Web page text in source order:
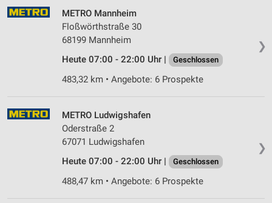
❯
METRO Mannheim
Floßwörthstraße 30
68199 Mannheim
Heute 07:00 - 22:00 Uhr |
Geschlossen
483,32 km • Angebote: 6 Prospekte
❯
METRO Ludwigshafen
Oderstraße 2
67071 Ludwigshafen
Heute 07:00 - 22:00 Uhr |
Geschlossen
488,47 km • Angebote: 6 Prospekte